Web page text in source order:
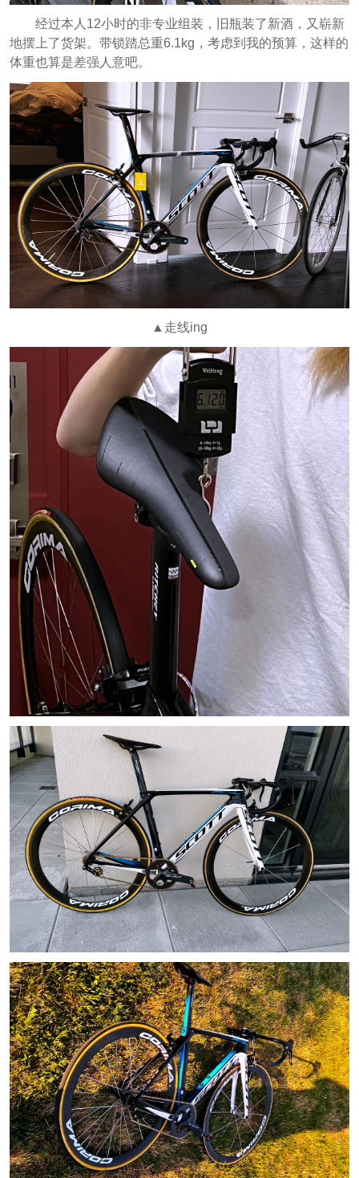
经过本人12小时的非专业组装，旧瓶装了新酒，又崭新
地摆上了货架。带锁踏总重6.1kg，考虑到我的预算，这样的
体重也算是差强人意吧。
▲走线ing